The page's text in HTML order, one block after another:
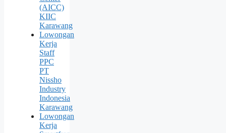
(AICC)
KIIC
Karawang
Lowongan
Kerja
Staff
PPC
PT
Nissho
Industry
Indonesia
Karawang
Lowongan
Kerja